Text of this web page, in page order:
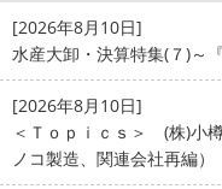
[2026年8月10日]
水産大卸・決算特集(７)
[2026年8月10日]
＜Ｔｏｐｉｃｓ＞ (株)小
ノコ製造、関連会社再編）